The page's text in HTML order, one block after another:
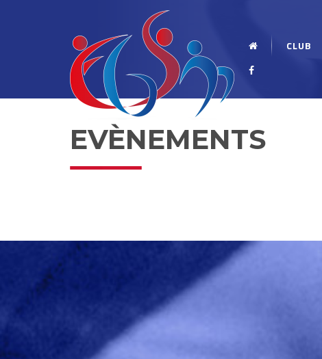
CLUB
EVÈNEMENTS